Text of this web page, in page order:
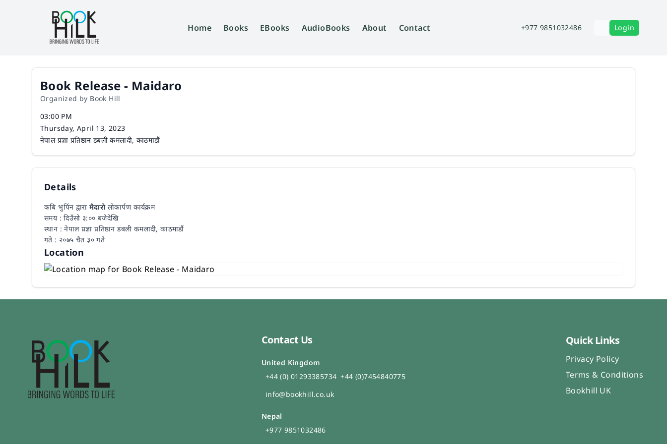
Home Books EBooks AudioBooks About Contact +977 9851032486 Login
Book Release - Maidaro
Organized by Book Hill
Time
03:00 PM
Date
Thursday, April 13, 2023
Venue
नेपाल प्रज्ञा प्रतिष्ठान डबली कमलादी, काठमाडौं
Details
कबि भुपिंन द्वारामैदारो लोकार्पण कार्यक्रम
समय : दिउँसो ३:०० बजेदेखि
स्थान : नेपाल प्रज्ञा प्रतिष्ठान डबली कमलादी, काठमाडौं
गते : २०७५ चैत ३० गते
Location
Contact Us
United Kingdom
+44 (0) 01293385734 +44 (0)7454840775
info@bookhill.co.uk
Nepal
+977 9851032486
Quick Links
Privacy Policy
Terms & Conditions
Bookhill UK